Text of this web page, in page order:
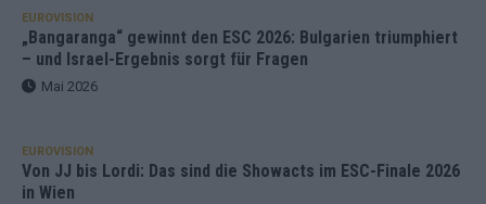
EUROVISION
„Bangaranga“ gewinnt den ESC 2026: Bulgarien triumphiert
– und Israel-Ergebnis sorgt für Fragen
Mai 2026
EUROVISION
Von JJ bis Lordi: Das sind die Showacts im ESC-Finale 2026
in Wien